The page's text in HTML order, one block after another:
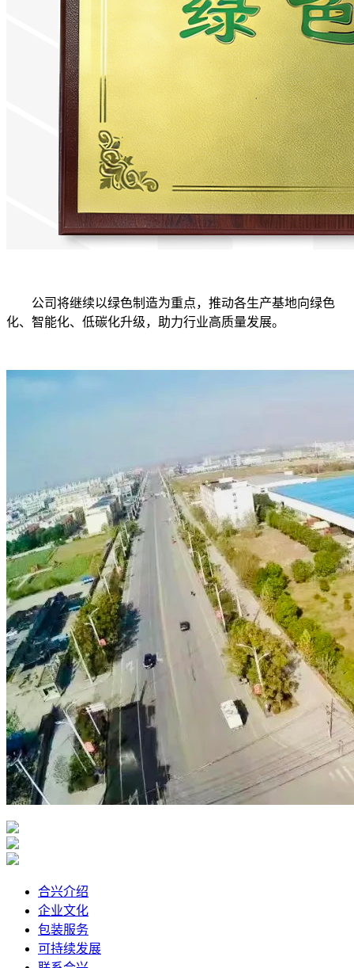
公司将继续以绿色制造为重点，推动各生产基地向绿色
化、智能化、低碳化升级，助力行业高质量发展。
合兴介绍
企业文化
包装服务
可持续发展